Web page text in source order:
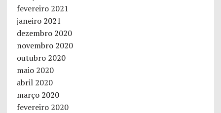
fevereiro 2021
janeiro 2021
dezembro 2020
novembro 2020
outubro 2020
maio 2020
abril 2020
março 2020
fevereiro 2020